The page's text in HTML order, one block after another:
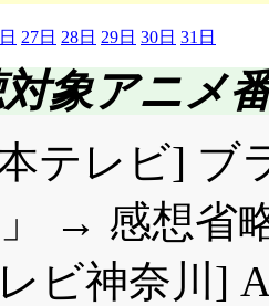
27日 28日 29日 30日 31日
象アニメ
テレビ] ブ
→ 感想省
ビ神奈川]